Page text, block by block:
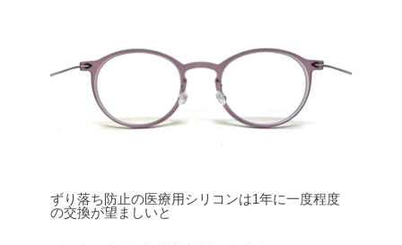
ずり落ち防止の医療用シリコンは1年に一度程度
の交換が望ましいと